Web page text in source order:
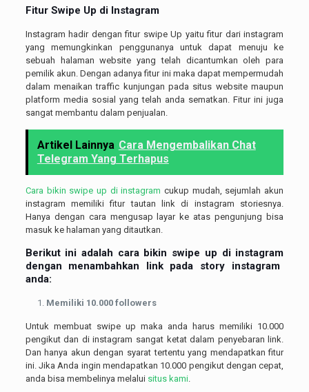
Fitur Swipe Up di Instagram
Instagram hadir dengan fitur swipe Up yaitu fitur dari instagram
yang memungkinkan penggunanya untuk dapat menuju ke
sebuah halaman website yang telah dicantumkan oleh para
pemilik akun. Dengan adanya fitur ini maka dapat mempermudah
dalam menaikan traffic kunjungan pada situs website maupun
platform media sosial yang telah anda sematkan. Fitur ini juga
sangat membantu dalam penjualan.
Artikel Lainnya Cara Mengembalikan Chat
Telegram Yang Terhapus
Cara bikin swipe up di instagram cukup mudah, sejumlah akun
instagram memiliki fitur tautan link di instagram storiesnya.
Hanya dengan cara mengusap layar ke atas pengunjung bisa
masuk ke halaman yang ditautkan.
Berikut ini adalah cara bikin swipe up di instagram
dengan menambahkan link pada story instagram
anda:
Memiliki 10.000 followers
Untuk membuat swipe up maka anda harus memiliki 10.000
pengikut dan di instagram sangat ketat dalam penyebaran link.
Dan hanya akun dengan syarat tertentu yang mendapatkan fitur
ini. Jika Anda ingin mendapatkan 10.000 pengikut dengan cepat,
anda bisa membelinya melalui situs kami.